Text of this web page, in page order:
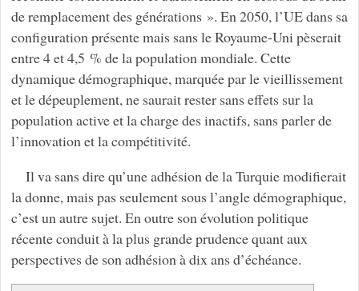
de remplacement des générations ». En 2050, l’UE dans sa
configuration présente mais sans le Royaume-Uni pèserait
entre 4 et 4,5 % de la population mondiale. Cette
dynamique démographique, marquée par le vieillissement
et le dépeuplement, ne saurait rester sans effets sur la
population active et la charge des inactifs, sans parler de
l’innovation et la compétitivité.
Il va sans dire qu’une adhésion de la Turquie modifierait
la donne, mais pas seulement sous l’angle démographique,
c’est un autre sujet. En outre son évolution politique
récente conduit à la plus grande prudence quant aux
perspectives de son adhésion à dix ans d’échéance.